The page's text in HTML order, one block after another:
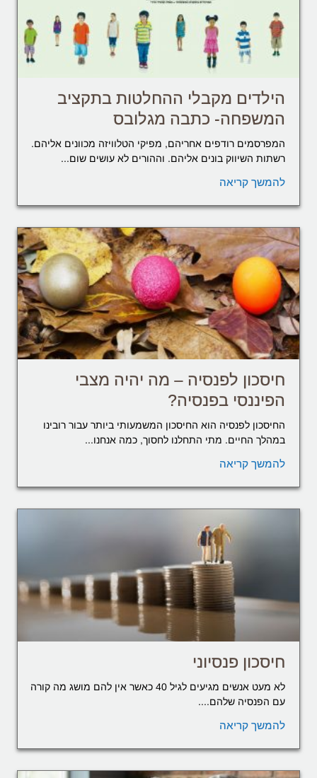
הילדים מקבלי ההחלטות בתקציב
המשפחה- כתבה מגלובס
המפרסמים רודפים אחריהם, מפיקי הטלוויזה מכוונים אליהם.
רשתות השיווק בונים אליהם. וההורים לא עושים שום...
להמשך קריאה
חיסכון לפנסיה – מה יהיה מצבי
הפיננסי בפנסיה?
החיסכון לפנסיה הוא החיסכון המשמעותי ביותר עבור רובינו
במהלך החיים. מתי התחלנו לחסוך, כמה אנחנו...
להמשך קריאה
חיסכון פנסיוני
לא מעט אנשים מגיעים לגיל 40 כאשר אין להם מושג מה קורה
עם הפנסיה שלהם....
להמשך קריאה